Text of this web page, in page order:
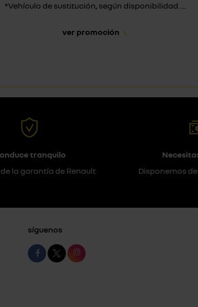
*Vehículo de sustitución, según disponibilidad. ...
ver promoción
tranquilo
la garantía de Renault
Disponemos
síguenos